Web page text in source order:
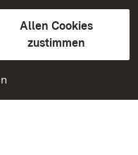
Allen Cookies
zustimmen